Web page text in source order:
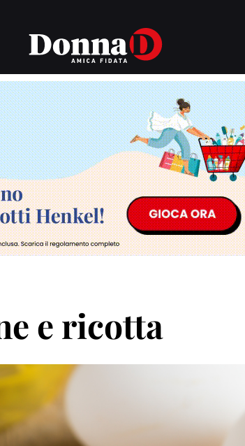
e ricotta